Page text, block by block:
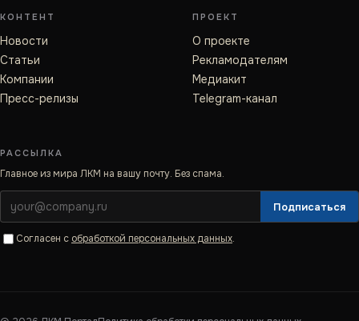
КОНТЕНТ
Новости
Статьи
Компании
Пресс-релизы
ПРОЕКТ
О проекте
Рекламодателям
Медиакит
Telegram-канал
РАССЫЛКА
Главное из мира ЛКМ на вашу почту. Без спама.
Подписаться
Согласен с обработкой персональных данных.